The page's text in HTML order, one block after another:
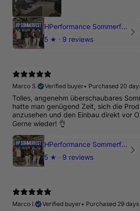
HPerformance Sommerfest 2026
5 ★ · 9 reviews
Marco S.
Verified buyer• Purchased 20
Tolles, angenehm überschaubares
hatte man genügend Zeit, sich die
anzusehen und den Einbau direkt vor
Gerne wieder! 👌
HPerformance Sommerfest 2026
5 ★ · 9 reviews
Marco I.
Verified buyer• Purchased 29